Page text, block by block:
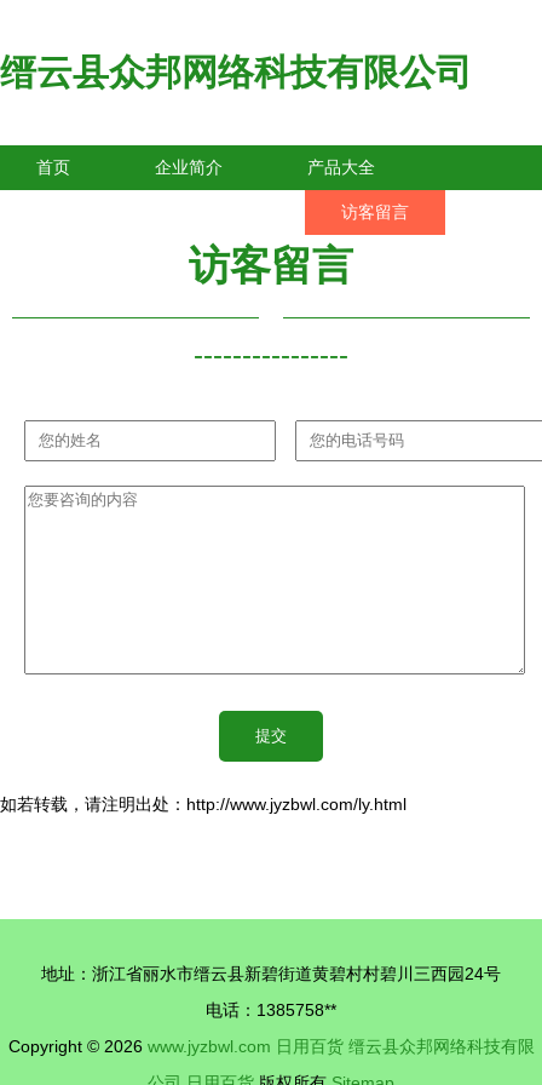
缙云县众邦网络科技有限公司
首页 企业简介 产品大全
访客留言
访客留言
----------------
如若转载，请注明出处：http://www.jyzbwl.com/ly.html
地址：浙江省丽水市缙云县新碧街道黄碧村村碧川三西园24号
电话：1385758**
Copyright © 2026 www.jyzbwl.com 日用百货 缙云县众邦网络科技有限